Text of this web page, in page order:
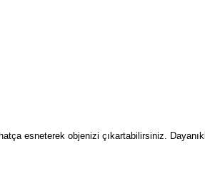
esneterek objenizi çıkartabilirsiniz.